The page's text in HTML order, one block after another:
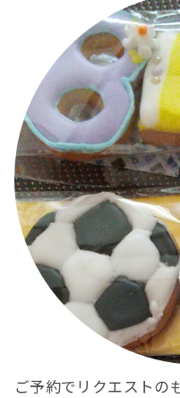
ご予約でリクエストの